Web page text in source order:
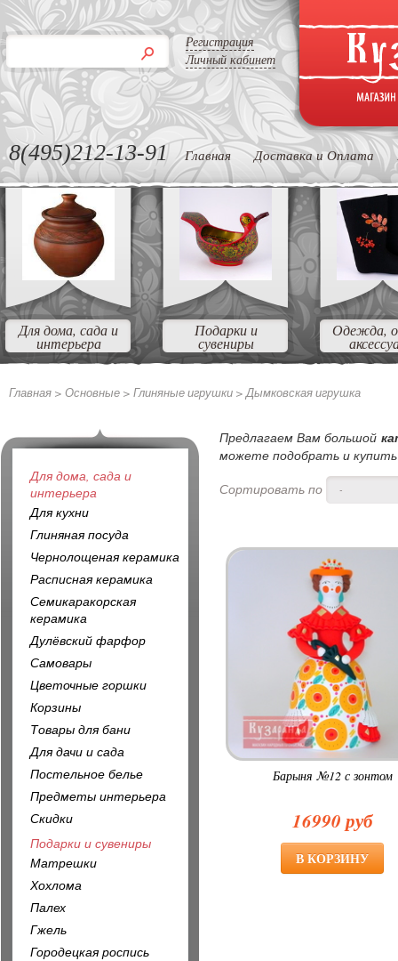
Регистрация
Личный кабинет
8(495)212-13-91 Главная Доставка и Оплата
Для дома, сада и
интерьера
Подарки и
сувениры
Одежда,
Главная > Основные > Глиняные игрушки >Дымковская игрушка
Предлагаем Вам большой
можете подобрать и купить
Сортировать по
-
Барыня №12 с зонтом
16990 руб
Для дома, сада и
интерьера
Для кухни
Глиняная посуда
Чернолощеная керамика
Расписная керамика
Семикаракорская
керамика
Дулёвский фарфор
Самовары
Цветочные горшки
Корзины
Товары для бани
Для дачи и сада
Постельное белье
Предметы интерьера
Скидки
Подарки и сувениры
Матрешки
Хохлома
Палех
Гжель
Городецкая роспись